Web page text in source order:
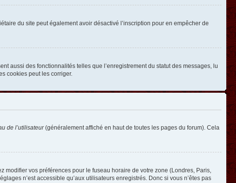
du site peut également avoir désactivé l’inscription pour en empêcher de
aussi des fonctionnalités telles que l’enregistrement du statut des messages, lu
cookies peut les corriger.
de l’utilisateur(généralement affiché en haut de toutes les pages du forum). Cela
modifier vos préférences pour le fuseau horaire de votre zone (Londres, Paris,
n’est accessible qu’aux utilisateurs enregistrés. Donc si vous n’êtes pas